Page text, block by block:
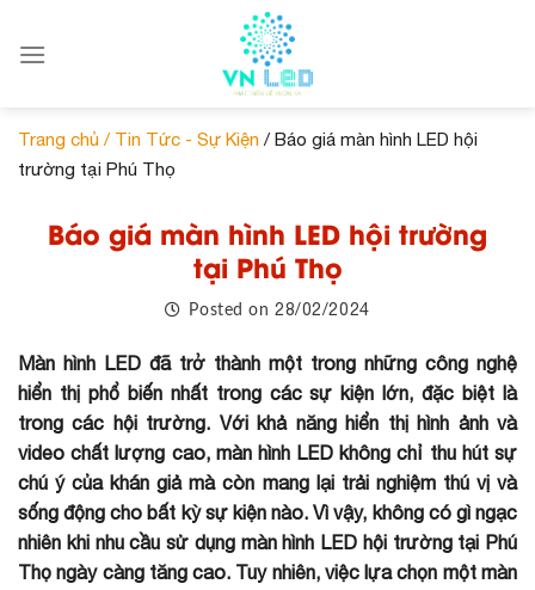
Trang chủ / Tin Tức - Sự Kiện / Báo giá màn hình LED hội
trường tại Phú Thọ
Báo giá màn hình LED hội trường
tại Phú Thọ
Posted on28/02/2024
Màn hình LED đã trở thành một trong những công nghệ
hiển thị phổ biến nhất trong các sự kiện lớn, đặc biệt là
trong các hội trường. Với khả năng hiển thị hình ảnh và
video chất lượng cao, màn hình LED không chỉ thu hút sự
chú ý của khán giả mà còn mang lại trải nghiệm thú vị và
sống động cho bất kỳ sự kiện nào. Vì vậy, không có gì ngạc
nhiên khi nhu cầu sử dụng màn hình LED hội trường tại Phú
Thọ ngày càng tăng cao. Tuy nhiên, việc lựa chọn một màn